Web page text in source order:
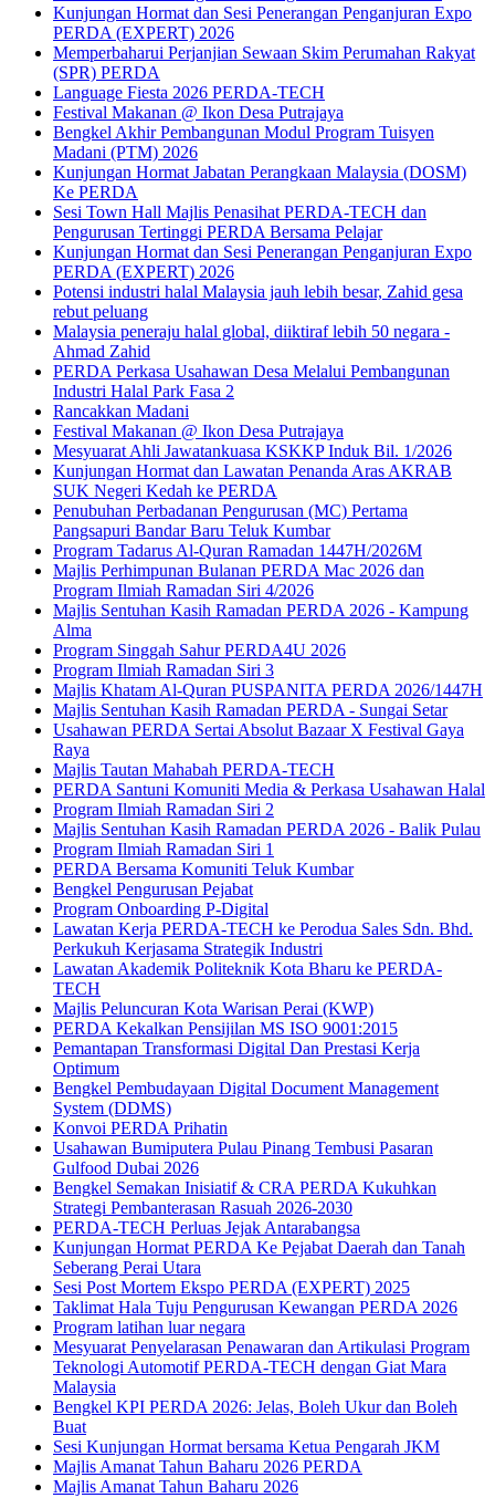
Kunjungan Hormat dan Sesi Penerangan Penganjuran Expo
PERDA (EXPERT) 2026
Memperbaharui Perjanjian Sewaan Skim Perumahan Rakyat
(SPR) PERDA
Language Fiesta 2026 PERDA-TECH
Festival Makanan @ Ikon Desa Putrajaya
Bengkel Akhir Pembangunan Modul Program Tuisyen
Madani (PTM) 2026
Kunjungan Hormat Jabatan Perangkaan Malaysia (DOSM)
Ke PERDA
Sesi Town Hall Majlis Penasihat PERDA-TECH dan
Pengurusan Tertinggi PERDA Bersama Pelajar
Kunjungan Hormat dan Sesi Penerangan Penganjuran Expo
PERDA (EXPERT) 2026
Potensi industri halal Malaysia jauh lebih besar, Zahid gesa
rebut peluang
Malaysia peneraju halal global, diiktiraf lebih 50 negara -
Ahmad Zahid
PERDA Perkasa Usahawan Desa Melalui Pembangunan
Industri Halal Park Fasa 2
Rancakkan Madani
Festival Makanan @ Ikon Desa Putrajaya
Mesyuarat Ahli Jawatankuasa KSKKP Induk Bil. 1/2026
Kunjungan Hormat dan Lawatan Penanda Aras AKRAB
SUK Negeri Kedah ke PERDA
Penubuhan Perbadanan Pengurusan (MC) Pertama
Pangsapuri Bandar Baru Teluk Kumbar
Program Tadarus Al-Quran Ramadan 1447H/2026M
Majlis Perhimpunan Bulanan PERDA Mac 2026 dan
Program Ilmiah Ramadan Siri 4/2026
Majlis Sentuhan Kasih Ramadan PERDA 2026 - Kampung
Alma
Program Singgah Sahur PERDA4U 2026
Program Ilmiah Ramadan Siri 3
Majlis Khatam Al-Quran PUSPANITA PERDA 2026/1447H
Majlis Sentuhan Kasih Ramadan PERDA - Sungai Setar
Usahawan PERDA Sertai Absolut Bazaar X Festival Gaya
Raya
Majlis Tautan Mahabah PERDA-TECH
PERDA Santuni Komuniti Media & Perkasa Usahawan Halal
Program Ilmiah Ramadan Siri 2
Majlis Sentuhan Kasih Ramadan PERDA 2026 - Balik Pulau
Program Ilmiah Ramadan Siri 1
PERDA Bersama Komuniti Teluk Kumbar
Bengkel Pengurusan Pejabat
Program Onboarding P-Digital
Lawatan Kerja PERDA-TECH ke Perodua Sales Sdn. Bhd.
Perkukuh Kerjasama Strategik Industri
Lawatan Akademik Politeknik Kota Bharu ke PERDA-
TECH
Majlis Peluncuran Kota Warisan Perai (KWP)
PERDA Kekalkan Pensijilan MS ISO 9001:2015
Pemantapan Transformasi Digital Dan Prestasi Kerja
Optimum
Bengkel Pembudayaan Digital Document Management
System (DDMS)
Konvoi PERDA Prihatin
Usahawan Bumiputera Pulau Pinang Tembusi Pasaran
Gulfood Dubai 2026
Bengkel Semakan Inisiatif & CRA PERDA Kukuhkan
Strategi Pembanterasan Rasuah 2026-2030
PERDA-TECH Perluas Jejak Antarabangsa
Kunjungan Hormat PERDA Ke Pejabat Daerah dan Tanah
Seberang Perai Utara
Sesi Post Mortem Ekspo PERDA (EXPERT) 2025
Taklimat Hala Tuju Pengurusan Kewangan PERDA 2026
Program latihan luar negara
Mesyuarat Penyelarasan Penawaran dan Artikulasi Program
Teknologi Automotif PERDA-TECH dengan Giat Mara
Malaysia
Bengkel KPI PERDA 2026: Jelas, Boleh Ukur dan Boleh
Buat
Sesi Kunjungan Hormat bersama Ketua Pengarah JKM
Majlis Amanat Tahun Baharu 2026 PERDA
Majlis Amanat Tahun Baharu 2026